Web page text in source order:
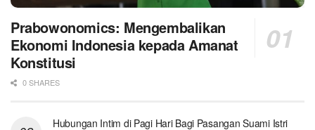
Prabowonomics: Mengembalikan
Ekonomi Indonesia kepada Amanat
Konstitusi
0 SHARES
Hubungan Intim di Pagi Hari Bagi Pasangan Suami Istri